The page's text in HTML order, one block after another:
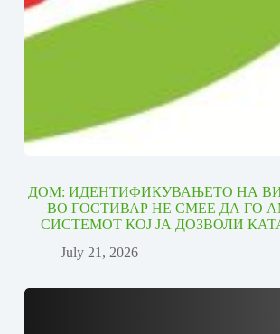
ДОМ: ИДЕНТИФИКУВАЊЕТО НА
ВО ГОСТИВАР НЕ СМЕЕ ДА ГО
СИСТЕМОТ КОЈ ЈА ДОЗВОЛИ
July 21, 2026